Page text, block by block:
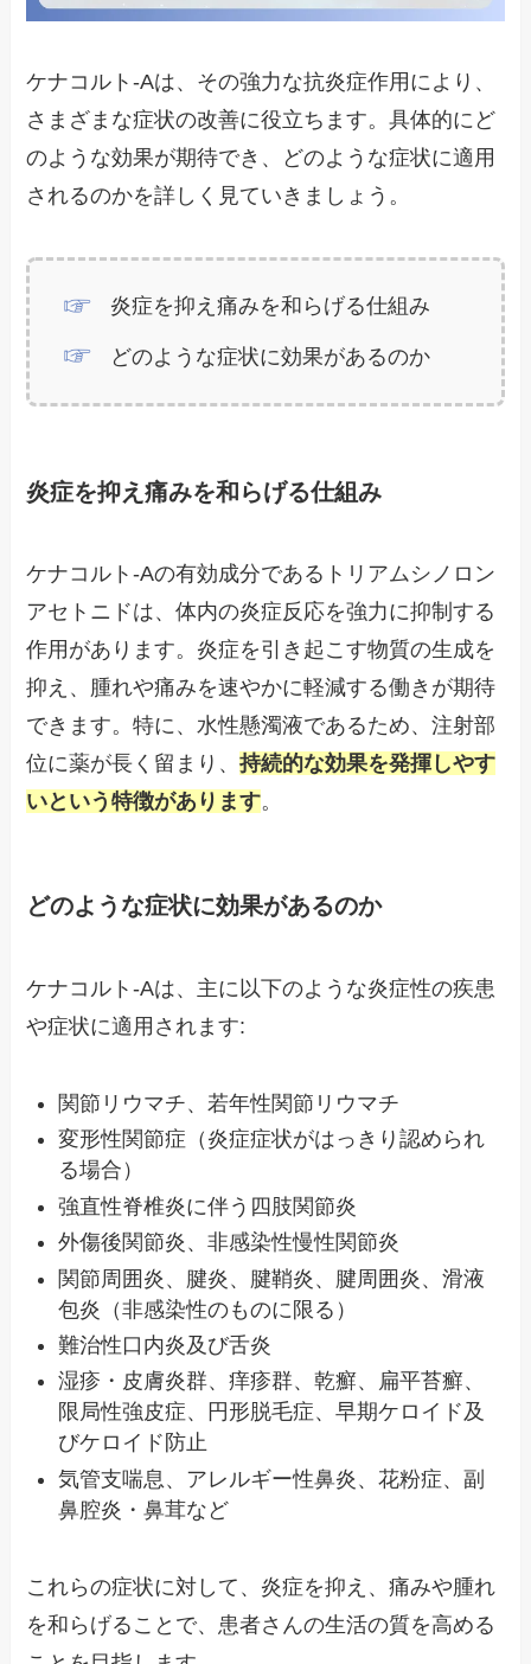
ケナコルト-Aは、その強力な抗炎症作用により、
さまざまな症状の改善に役立ちます。具体的にど
のような効果が期待でき、どのような症状に適用
されるのかを詳しく見ていきましょう。
炎症を抑え痛みを和らげる仕組み
どのような症状に効果があるのか
炎症を抑え痛みを和らげる仕組み
ケナコルト-Aの有効成分であるトリアムシノロン
アセトニドは、体内の炎症反応を強力に抑制する
作用があります。炎症を引き起こす物質の生成を
抑え、腫れや痛みを速やかに軽減する働きが期待
できます。特に、水性懸濁液であるため、注射部
位に薬が長く留まり、持続的な効果を発揮しやす
いという特徴があります。
どのような症状に効果があるのか
ケナコルト-Aは、主に以下のような炎症性の疾患
や症状に適用されます:
関節リウマチ、若年性関節リウマチ
変形性関節症（炎症症状がはっきり認められ
る場合）
強直性脊椎炎に伴う四肢関節炎
外傷後関節炎、非感染性慢性関節炎
関節周囲炎、腱炎、腱鞘炎、腱周囲炎、滑液
包炎（非感染性のものに限る）
難治性口内炎及び舌炎
湿疹・皮膚炎群、痒疹群、乾癬、扁平苔癬、
限局性強皮症、円形脱毛症、早期ケロイド及
びケロイド防止
気管支喘息、アレルギー性鼻炎、花粉症、副
鼻腔炎・鼻茸など
これらの症状に対して、炎症を抑え、痛みや腫れ
を和らげることで、患者さんの生活の質を高める